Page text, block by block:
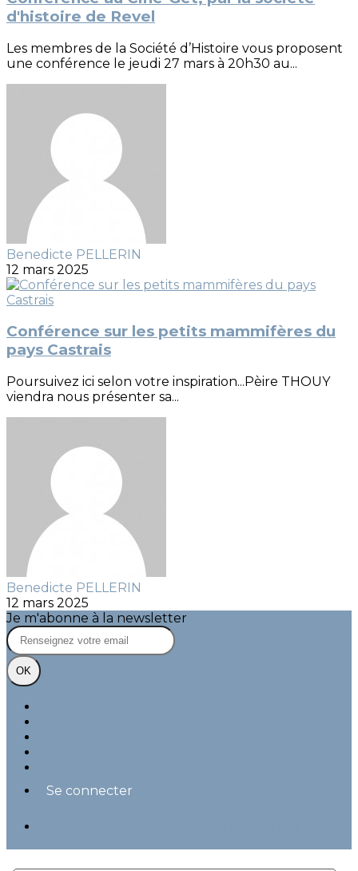
d'histoire de Revel
Les membres de la Société d’Histoire vous proposent
une conférence le jeudi 27 mars à 20h30 au...
Benedicte PELLERIN
12 mars 2025
Conférence sur les petits mammifères du
pays Castrais
Poursuivez ici selon votre inspiration...Pèire THOUY
viendra nous présenter sa...
Benedicte PELLERIN
12 mars 2025
Je m'abonne à la newsletter
OK
Se connecter